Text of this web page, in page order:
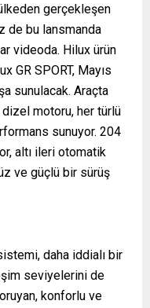
gerçekleşen
de bu lansmanda
videoda. Hilux ürün
GR SPORT, Mayıs
sunulacak. Araçta
dizel motoru, her türlü
sunuyor. 204
altı ileri otomatik
ve güçlü bir sürüş
daha iddialı bir
seviyelerini de
konforlu ve